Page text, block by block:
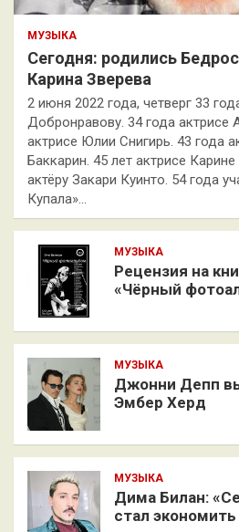
МУЗЫКА
Сегодня: родились
Карина Зверева
2 июня 2022 года, четверг 33
Добронравову. 34 года актрисе
актрисе Юлии Снигирь. 43 года
Баккарин. 45 лет актрисе
актёру Закари Куинто. 54 года
Купала»…
МУЗЫКА
Рецензия на
«Чёрный
МУЗЫКА
Джонни Депп
Эмбер Херд
МУЗЫКА
Дима Билан:
стал экономить